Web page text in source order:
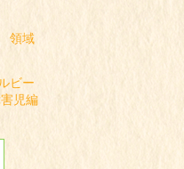
領域
ビー
児編